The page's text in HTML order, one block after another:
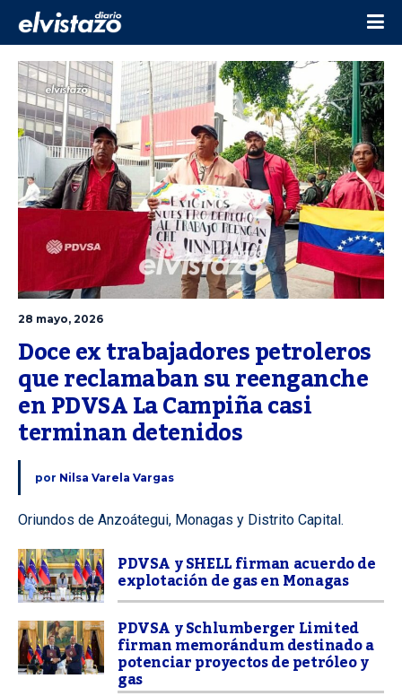
28 mayo, 2026
Doce ex trabajadores petroleros
que reclamaban su reenganche
en PDVSA La Campiña casi
terminan detenidos
por Nilsa Varela Vargas
Oriundos de Anzoátegui, Monagas y Distrito Capital.
PDVSA y SHELL firman acuerdo de
explotación de gas en Monagas
PDVSA y Schlumberger Limited
firman memorándum destinado a
potenciar proyectos de petróleo y
gas